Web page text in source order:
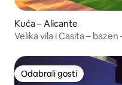
Kuća – Alicante
Velika vila i Casita –
Odabrali gosti
Odabrali gosti